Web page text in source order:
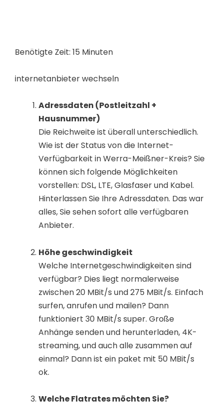
Benötigte Zeit: 15 Minuten
internetanbieter wechseln
Adressdaten (Postleitzahl +
Hausnummer)
Die Reichweite ist überall unterschiedlich.
Wie ist der Status von die Internet-
Verfügbarkeit in Werra-Meißner-Kreis? Sie
können sich folgende Möglichkeiten
vorstellen: DSL, LTE, Glasfaser und Kabel.
Hinterlassen Sie Ihre Adressdaten. Das war
alles, Sie sehen sofort alle verfügbaren
Anbieter.
Höhe geschwindigkeit
Welche Internetgeschwindigkeiten sind
verfügbar? Dies liegt normalerweise
zwischen 20 MBit/s und 275 MBit/s. Einfach
surfen, anrufen und mailen? Dann
funktioniert 30 MBit/s super. Große
Anhänge senden und herunterladen, 4K-
streaming, und auch alle zusammen auf
einmal? Dann ist ein paket mit 50 MBit/s
ok.
Welche Flatrates möchten Sie?